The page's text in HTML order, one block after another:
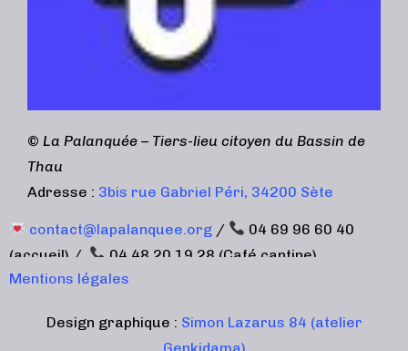
© La Palanquée – Tiers-lieu citoyen du Bassin de
Thau
Adresse : 3bis rue Gabriel Péri, 34200 Sète
contact@lapalanquee.org /
04 69 96 60 40
(accueil) /
04 48 20 19 28 (Café cantine)
Mentions légales
Design graphique : Simon Lazarus 84 (atelier